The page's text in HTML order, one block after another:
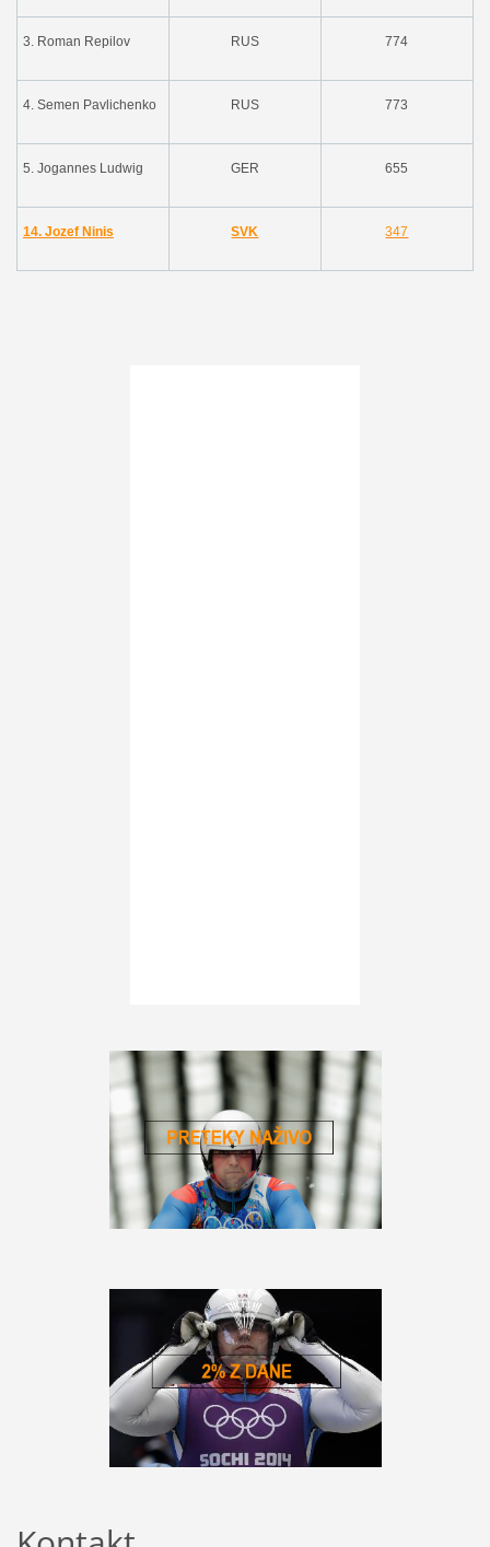
3. Roman Repilov RUS 774
4. Semen Pavlichenko RUS 773
5. Jogannes Ludwig GER 655
14. Jozef Ninis SVK 347